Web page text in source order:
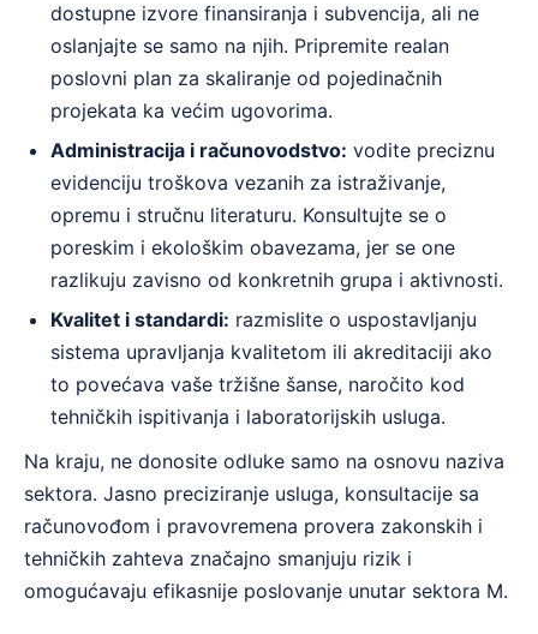
dostupne izvore finansiranja i subvencija, ali ne
oslanjajte se samo na njih. Pripremite realan
poslovni plan za skaliranje od pojedinačnih
projekata ka većim ugovorima.
Administracija i računovodstvo: vodite preciznu
evidenciju troškova vezanih za istraživanje,
opremu i stručnu literaturu. Konsultujte se o
poreskim i ekološkim obavezama, jer se one
razlikuju zavisno od konkretnih grupa i aktivnosti.
Kvalitet i standardi: razmislite o uspostavljanju
sistema upravljanja kvalitetom ili akreditaciji ako
to povećava vaše tržišne šanse, naročito kod
tehničkih ispitivanja i laboratorijskih usluga.
Na kraju, ne donosite odluke samo na osnovu naziva
sektora. Jasno preciziranje usluga, konsultacije sa
računovođom i pravovremena provera zakonskih i
tehničkih zahteva značajno smanjuju rizik i
omogućavaju efikasnije poslovanje unutar sektora M.